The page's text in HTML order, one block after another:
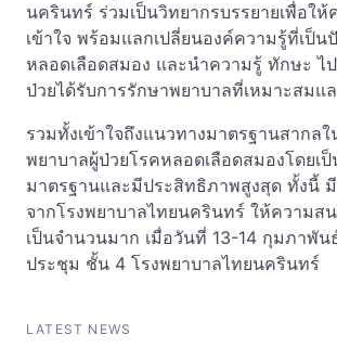
นครินทร์ ร่วมเป็นวิทยากรบรรยายเพื่อให้
เข้าใจ พร้อมแลกเปลี่ยนองค์ความรู้ที่เป็น
หลอดเลือดสมอง และนำความรู้ ทักษะ ไ
ป่วยได้รับการรักษาพยาบาลที่เหมาะสมแ
รวมทั้งเข้าใจถึงแนวทางมาตรฐานสากลใ
พยาบาลผู้ป่วยโรคหลอดเลือดสมองโดยเป็
มาตรฐานและมีประสิทธิภาพสูงสุด ทั้งนี้
จากโรงพยาบาลไทยนครินทร์ ให้ความสน
เป็นจำนวนมาก เมื่อวันที่ 13-14 กุมภาพั
ประชุม ชั้น 4 โรงพยาบาลไทยนครินทร์
LATEST NEWS